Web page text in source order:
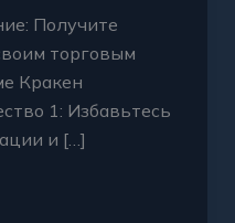
Получите
торговым
Кракен
1: Избавьтесь
и […]